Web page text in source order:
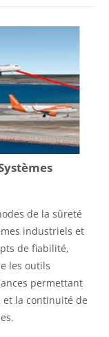
de la sûreté
industriels et
de fiabilité,
les outils
permettant
et la continuité de